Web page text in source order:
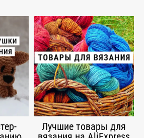
Лучшие товары для